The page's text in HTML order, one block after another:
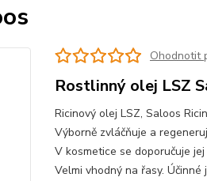
Ohodnotit
Rostlinný olej LSZ
Ricinový olej LSZ, Saloos
Výborně zvláčňuje a
V kosmetice se doporučuje
Velmi vhodný na řasy.